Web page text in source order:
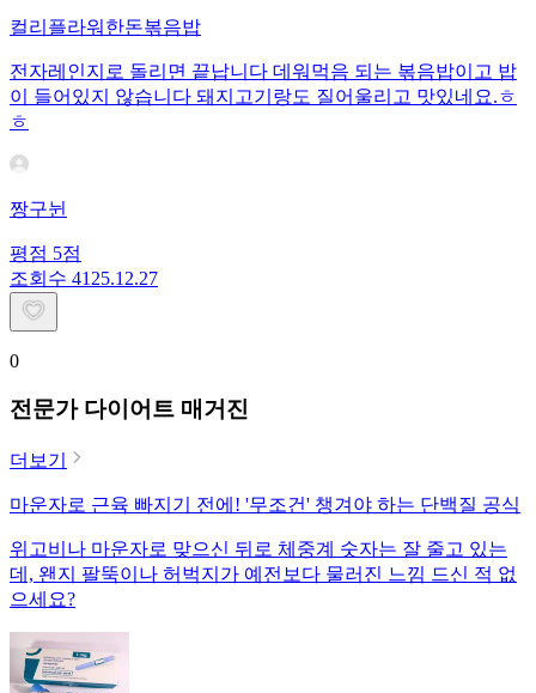
컬리플라워한돈볶음밥
전자레인지로 돌리면 끝납니다 데워먹음 되는 볶음밥이고 밥
이 들어있지 않습니다 돼지고기랑도 질어울리고 맛있네요.ㅎ
ㅎ
짱구뉜
평점 5점
조회수 41 25.12.27
0
전문가 다이어트 매거진
더보기
마운자로 근육 빠지기 전에! '무조건' 챙겨야 하는 단백질 공식
위고비나 마운자로 맞으신 뒤로 체중계 숫자는 잘 줄고 있는
데, 왠지 팔뚝이나 허벅지가 예전보다 물러진 느낌 드신 적 없
으세요?